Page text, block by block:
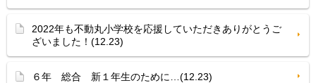
2022年も不動丸小学校を応援していただきありがとうご
ざいました！(12.23)
６年 総合 新１年生のために…(12.23)